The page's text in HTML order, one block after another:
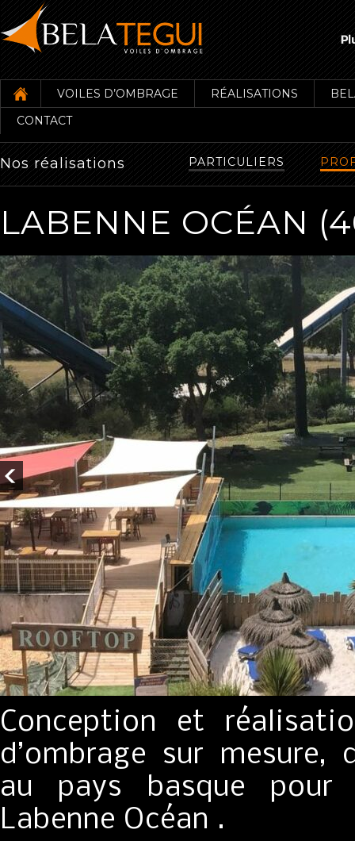
VOILES D’OMBRAGE RÉALISATIONS
CONTACT
Nos réalisations PARTICULIERS
LABENNE OCÉAN
Conception et
d’ombrage sur mesure,
au pays basque
Labenne Océan .